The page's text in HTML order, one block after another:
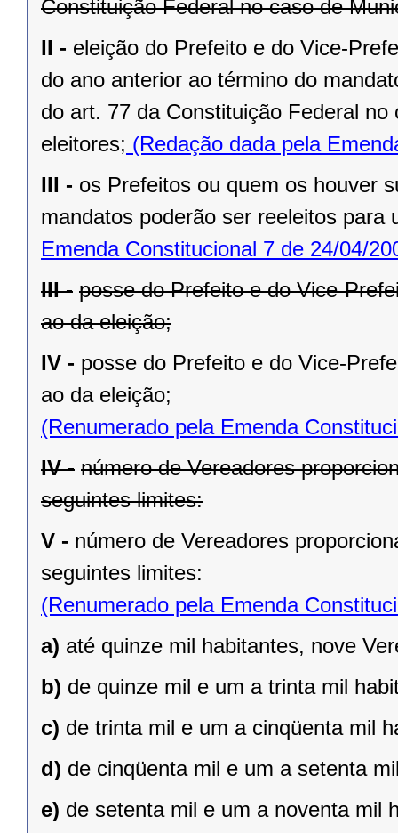
Constituição Federal no caso de
II - eleição do Prefeito e do Vice-
do ano anterior ao término do
do art. 77 da Constituição Federal
eleitores; (Redação dada pela
III - os Prefeitos ou quem os houver
mandatos poderão ser reeleitos para
Emenda Constitucional 7 de 24/04/
III - posse do Prefeito e do Vice-
ao da eleição;
IV - posse do Prefeito e do Vice-
ao da eleição;
(Renumerado pela Emenda
IV - número de Vereadores
seguintes limites:
V - número de Vereadores
seguintes limites:
(Renumerado pela Emenda
a) até quinze mil habitantes, nove
b) de quinze mil e um a trinta mil
c) de trinta mil e um a cinqüenta mil
d) de cinqüenta mil e um a setenta
e) de setenta mil e um a noventa mil